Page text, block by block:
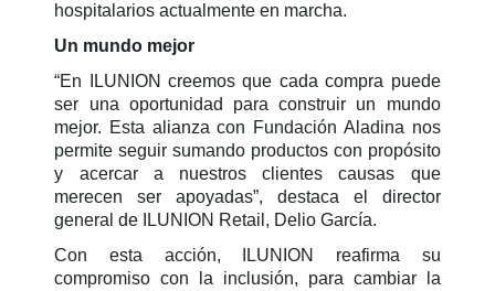
hospitalarios actualmente en marcha.
Un mundo mejor
“En ILUNION creemos que cada compra puede
ser una oportunidad para construir un mundo
mejor. Esta alianza con Fundación Aladina nos
permite seguir sumando productos con propósito
y acercar a nuestros clientes causas que
merecen ser apoyadas”, destaca el director
general de ILUNION Retail, Delio García.
Con esta acción, ILUNION reafirma su
compromiso con la inclusión, para cambiar la